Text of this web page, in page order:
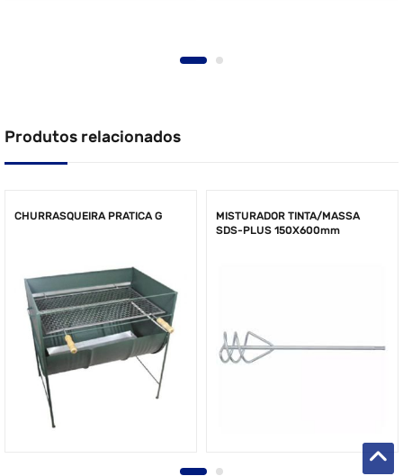
Produtos relacionados
CHURRASQUEIRA PRATICA G
MISTURADOR TINTA/MASSA
SDS-PLUS 150X600mm